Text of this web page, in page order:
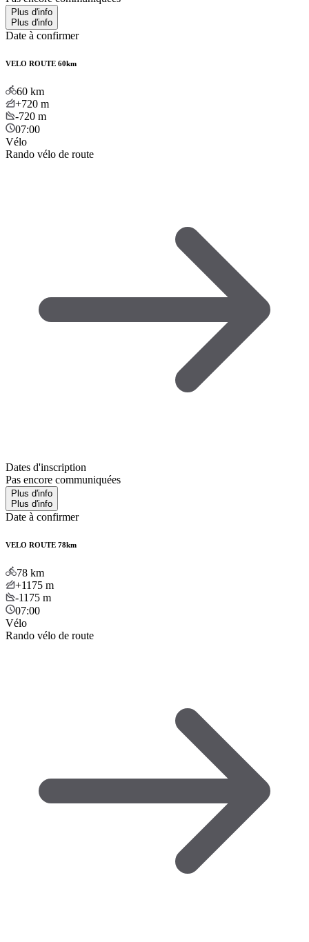
Plus d'info
Plus d'info
Date à confirmer
VELO ROUTE 60km
60 km
+720 m
-720 m
07:00
Vélo
Rando vélo de route
Dates d'inscription
Pas encore communiquées
Plus d'info
Plus d'info
Date à confirmer
VELO ROUTE 78km
78 km
+1175 m
-1175 m
07:00
Vélo
Rando vélo de route